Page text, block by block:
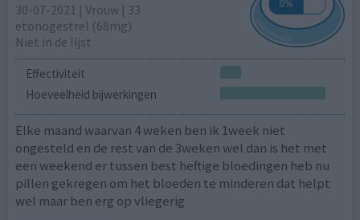
30-07-2021 | Vrouw | 33
etonogestrel (68mg)
Niet in de lijst
Effectiviteit
Hoeveelheid bijwerkingen
Elke maand waarvan 4 weken ben ik 1week niet
ongesteld en de rest van de 3weken wel dan is het met
een weekend er tussen best heftige bloedingen heb nu
pillen gekregen om het bloeden te minderen dat helpt
wel maar ben erg op vliegerig